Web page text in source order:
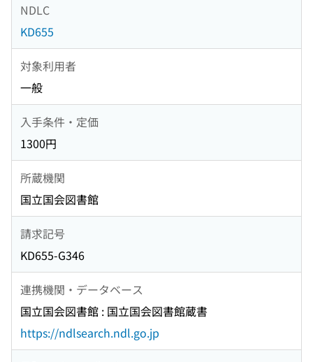
NDLC
KD655
対象利用者
一般
入手条件・定価
1300円
所蔵機関
国立国会図書館
請求記号
KD655-G346
連携機関・データベース
国立国会図書館 : 国立国会図書館蔵書
https://ndlsearch.ndl.go.jp